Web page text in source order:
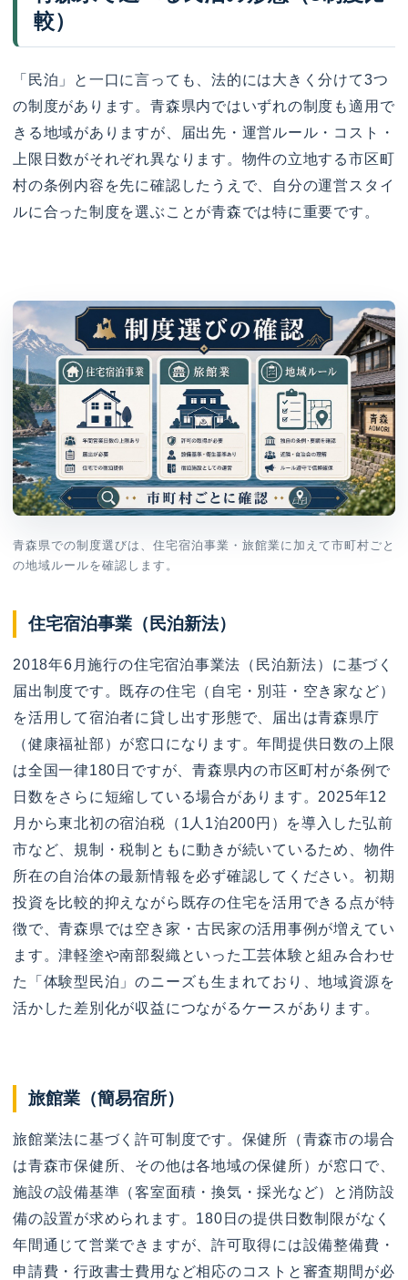
較）
「民泊」と一口に言っても、法的には大きく分けて3つ
の制度があります。青森県内ではいずれの制度も適用で
きる地域がありますが、届出先・運営ルール・コスト・
上限日数がそれぞれ異なります。物件の立地する市区町
村の条例内容を先に確認したうえで、自分の運営スタイ
ルに合った制度を選ぶことが青森では特に重要です。
青森県での制度選びは、住宅宿泊事業・旅館業に加えて市町村ごと
の地域ルールを確認します。
住宅宿泊事業（民泊新法）
2018年6月施行の住宅宿泊事業法（民泊新法）に基づく
届出制度です。既存の住宅（自宅・別荘・空き家など）
を活用して宿泊者に貸し出す形態で、届出は青森県庁
（健康福祉部）が窓口になります。年間提供日数の上限
は全国一律180日ですが、青森県内の市区町村が条例で
日数をさらに短縮している場合があります。2025年12
月から東北初の宿泊税（1人1泊200円）を導入した弘前
市など、規制・税制ともに動きが続いているため、物件
所在の自治体の最新情報を必ず確認してください。初期
投資を比較的抑えながら既存の住宅を活用できる点が特
徴で、青森県では空き家・古民家の活用事例が増えてい
ます。津軽塗や南部裂織といった工芸体験と組み合わせ
た「体験型民泊」のニーズも生まれており、地域資源を
活かした差別化が収益につながるケースがあります。
旅館業（簡易宿所）
旅館業法に基づく許可制度です。保健所（青森市の場合
は青森市保健所、その他は各地域の保健所）が窓口で、
施設の設備基準（客室面積・換気・採光など）と消防設
備の設置が求められます。180日の提供日数制限がなく
年間通じて営業できますが、許可取得には設備整備費・
申請費・行政書士費用など相応のコストと審査期間が必